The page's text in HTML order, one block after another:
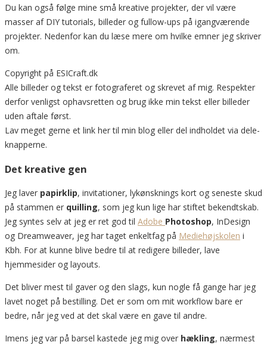
Du kan også følge mine små kreative projekter, der vil være
masser af DIY tutorials, billeder og fullow-ups på igangværende
projekter. Nedenfor kan du læse mere om hvilke emner jeg skriver
om.
Copyright på ESICraft.dk
Alle billeder og tekst er fotograferet og skrevet af mig. Respekter
derfor venligst ophavsretten og brug ikke min tekst eller billeder
uden aftale først.
Lav meget gerne et link her til min blog eller del indholdet via dele-
knapperne.
Det kreative gen
Jeg laver papirklip, invitationer, lykønsknings kort og seneste skud
på stammen er quilling, som jeg kun lige har stiftet bekendtskab.
Jeg syntes selv at jeg er ret god til Adobe Photoshop, InDesign
og Dreamweaver, jeg har taget enkeltfag på Mediehøjskolen i
Kbh. For at kunne blive bedre til at redigere billeder, lave
hjemmesider og layouts.
Det bliver mest til gaver og den slags, kun nogle få gange har jeg
lavet noget på bestilling. Det er som om mit workflow bare er
bedre, når jeg ved at det skal være en gave til andre.
Imens jeg var på barsel kastede jeg mig over hækling, nærmest